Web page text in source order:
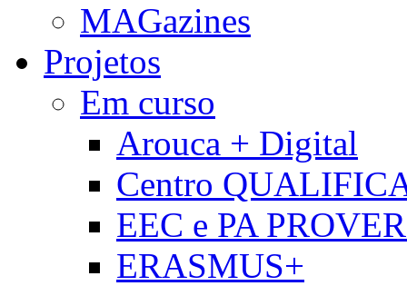
MAGazines
Projetos
Em curso
Arouca + Digital
Centro
EEC e PA
ERASMUS+